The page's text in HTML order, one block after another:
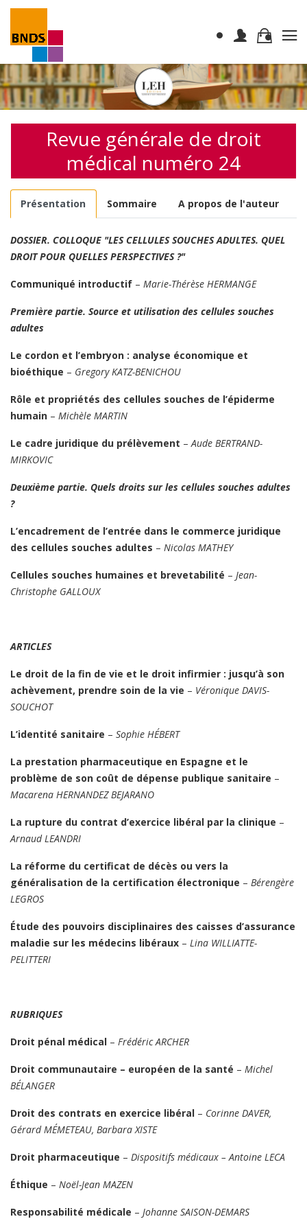
Revue générale de droit
médical numéro 24
Présentation Sommaire A propos de l'auteur
DOSSIER. COLLOQUE "LES CELLULES SOUCHES ADULTES. QUEL
DROIT POUR QUELLES PERSPECTIVES ?"
Communiqué introductif – Marie-Thérèse HERMANGE
Première partie. Source et utilisation des cellules souches
adultes
Le cordon et l’embryon : analyse économique et
bioéthique – Gregory KATZ-BENICHOU
Rôle et propriétés des cellules souches de l’épiderme
humain – Michèle MARTIN
Le cadre juridique du prélèvement –Aude BERTRAND-
MIRKOVIC
Deuxième partie. Quels droits sur les cellules souches adultes
?
L’encadrement de l’entrée dans le commerce juridique
des cellules souches adultes – Nicolas MATHEY
Cellules souches humaines et brevetabilité – Jean-
Christophe GALLOUX
ARTICLES
Le droit de la fin de vie et le droit infirmier : jusqu’à son
achèvement, prendre soin de la vie – Véronique DAVIS-
SOUCHOT
L’identité sanitaire – Sophie HÉBERT
La prestation pharmaceutique en Espagne et le
problème de son coût de dépense publique sanitaire –
Macarena HERNANDEZ BEJARANO
La rupture du contrat d’exercice libéral par la clinique –
Arnaud LEANDRI
La réforme du certificat de décès ou vers la
généralisation de la certification électronique – Bérengère
LEGROS
Étude des pouvoirs disciplinaires des caisses d’assurance
maladie sur les médecins libéraux – Lina WILLIATTE-
PELITTERI
RUBRIQUES
Droit pénal médical – Frédéric ARCHER
Droit communautaire – européen de la santé – Michel
BÉLANGER
Droit des contrats en exercice libéral – Corinne DAVER,
Gérard MÉMETEAU, Barbara XISTE
Droit pharmaceutique – Dispositifs médicaux – Antoine LECA
Éthique – Noël-Jean MAZEN
Responsabilité médicale – Johanne SAISON-DEMARS